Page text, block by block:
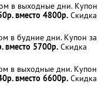
в выходные дни. Купон
вместо 4800р. Скидка
в будние дни. Купон за
вместо 5700р. Скидка
в выходные дни. Купон
вместо 6600р. Скидка